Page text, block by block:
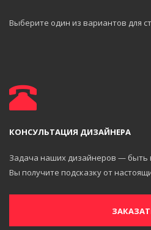
Выберите один из вариантов для
КОНСУЛЬТАЦИЯ ДИЗАЙНЕРА
Задача наших дизайнеров — быть
Вы получите подсказку от